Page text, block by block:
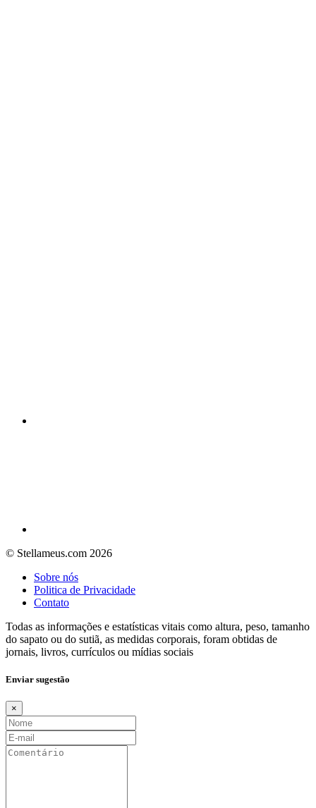
© Stellameus.com 2026
Sobre nós
Politica de Privacidade
Contato
Todas as informações e estatísticas vitais como altura, peso, tamanho
do sapato ou do sutiã, as medidas corporais, foram obtidas de
jornais, livros, currículos ou mídias sociais
Enviar sugestão
×